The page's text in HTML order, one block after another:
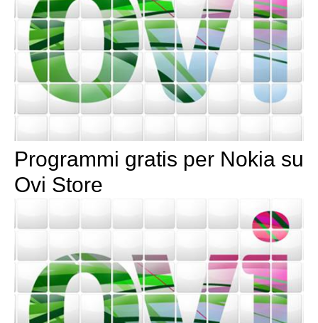
Programmi gratis per Nokia su
Ovi Store